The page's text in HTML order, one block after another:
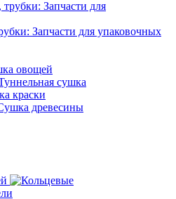
Запчасти для упаковочных
овощей
сушка
краски
древесины